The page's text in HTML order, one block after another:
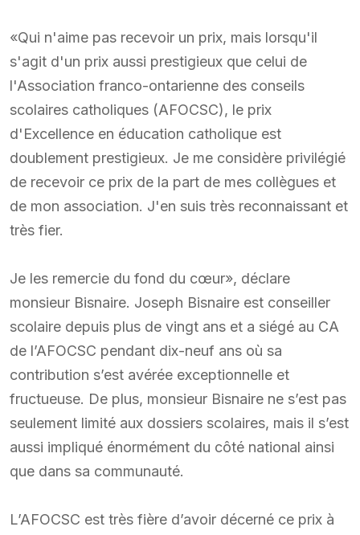
«Qui n'aime pas recevoir un prix, mais lorsqu'il
s'agit d'un prix aussi prestigieux que celui de
l'Association franco-ontarienne des conseils
scolaires catholiques (AFOCSC), le prix
d'Excellence en éducation catholique est
doublement prestigieux. Je me considère privilégié
de recevoir ce prix de la part de mes collègues et
de mon association. J'en suis très reconnaissant et
très fier.
Je les remercie du fond du cœur», déclare
monsieur Bisnaire. Joseph Bisnaire est conseiller
scolaire depuis plus de vingt ans et a siégé au CA
de l’AFOCSC pendant dix-neuf ans où sa
contribution s’est avérée exceptionnelle et
fructueuse. De plus, monsieur Bisnaire ne s’est pas
seulement limité aux dossiers scolaires, mais il s’est
aussi impliqué énormément du côté national ainsi
que dans sa communauté.
L’AFOCSC est très fière d’avoir décerné ce prix à